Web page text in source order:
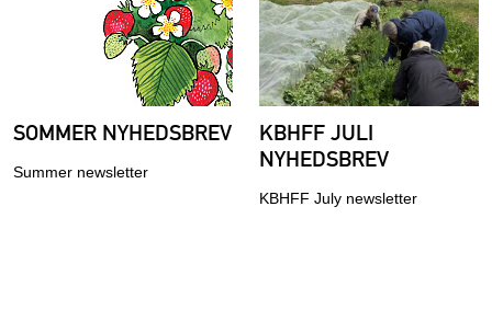
SOMMER NYHEDSBREV
Summer newsletter
KBHFF JULI
NYHEDSBREV
KBHFF July newsletter